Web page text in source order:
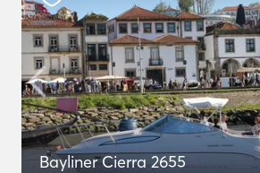
Bayliner Cierra 2655